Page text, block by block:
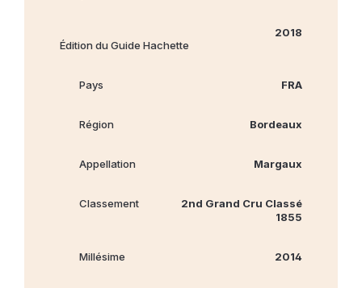
Édition du Guide Hachette
2018
Pays FRA
Région Bordeaux
Appellation Margaux
Classement
2nd Grand Cru Classé
1855
Millésime 2014